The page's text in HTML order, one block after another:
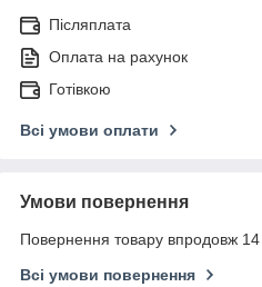
Післяплата
Оплата на рахунок
Готівкою
Всі умови оплати
Умови повернення
Повернення товару впродовж 14
Всі умови повернення